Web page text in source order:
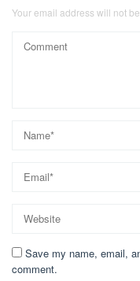
Your email address will not
Save my name, email,
comment.